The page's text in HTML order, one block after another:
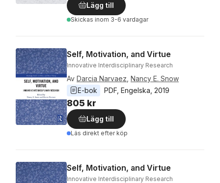
Lägg till
Skickas inom 3-6 vardagar
Self, Motivation, and Virtue
Innovative Interdisciplinary Research
Av Darcia Narvaez Nancy E. Snow
E-bok
PDF Engelska 2019
805 kr
Lägg till
Läs direkt efter köp
Self, Motivation, and Virtue
Innovative Interdisciplinary Research